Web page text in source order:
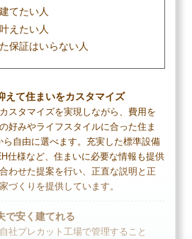
てたい人
えたい人
保証はいらない人
えて住まいをカスタマイズ
スタマイズを実現しながら、費用を
好みやライフスタイルに合った住ま
ら自由に選べます。充実した標準設備
仕様など、住まいに必要な情報も提供
わせた提案を行い、正直な説明と正
づくりを提供しています。
で安く建てれる
社プレカット工場で管理すること